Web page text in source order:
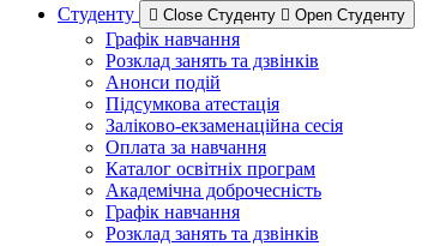
Студенту
Close Студенту Open Студенту
Графік навчання
Розклад занять та дзвінків
Анонси подій
Підсумкова атестація
Заліково-екзаменаційна сесія
Оплата за навчання
Каталог освітніх програм
Академічна доброчесність
Графік навчання
Розклад занять та дзвінків